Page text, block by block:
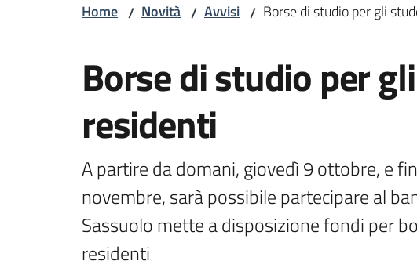
Home / Novità / Avvisi / Borse di studio per gli
Borse di studio per
residenti
A partire da domani, giovedì 9 ottobre, e
novembre, sarà possibile partecipare al
Sassuolo mette a disposizione fondi per
residenti